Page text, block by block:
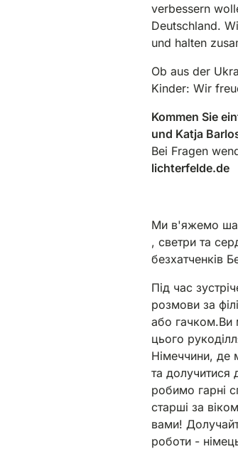
verbessern
Deutschland.
und halten
Ob aus der
Kinder: Wir
Kommen Sie
und Katja
Bei Fragen
lichterfelde.de
Ми в'яжемо
, светри та
безхатченків
Під час
розмови за
або гачком.Ви
цього
Німеччини, де
та долучитися
робимо гарні
старші за
вами!
роботи -